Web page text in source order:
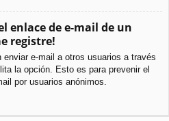
enlace de e-mail de un
registre!
e-mail a otros usuarios a través
la opción. Esto es para prevenir el
por usuarios anónimos.